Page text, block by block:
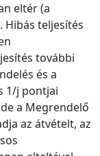
eltér (a
Hibás teljesítés
további
és a
1/j pontjai
a Megrendelő
az átvételt, az